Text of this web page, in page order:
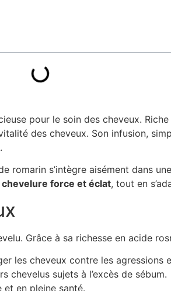
pour le soin des cheveux.
des cheveux. Son infusion,
romarin s’intègre aisément dans
force et éclat, tout en
Grâce à sa richesse en acide
les cheveux contre les agressions
chevelus sujets à l’excès de sébum.
en pleine santé.